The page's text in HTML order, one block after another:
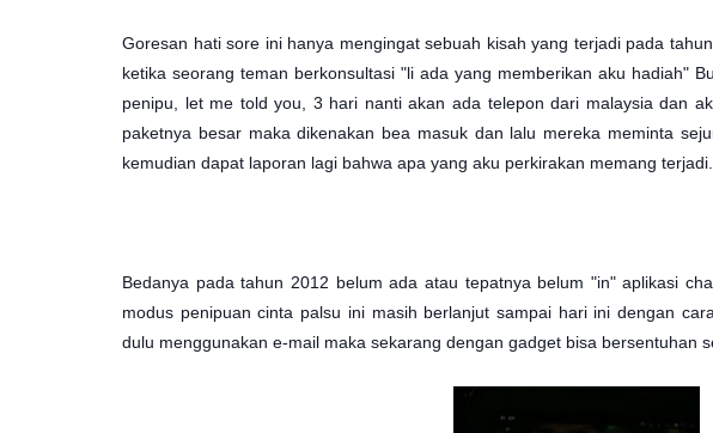
Goresan hati sore ini hanya mengingat sebuah kisah yang terjadi pada
ketika seorang teman berkonsultasi "li ada yang memberikan aku hadiah"
penipu, let me told you, 3 hari nanti akan ada telepon dari malaysia dan
paketnya besar maka dikenakan bea masuk dan lalu mereka meminta
kemudian dapat laporan lagi bahwa apa yang aku perkirakan memang terjadi.
Bedanya pada tahun 2012 belum ada atau tepatnya belum "in" aplikasi
modus penipuan cinta palsu ini masih berlanjut sampai hari ini dengan
dulu menggunakan e-mail maka sekarang dengan gadget bisa bersentuhan